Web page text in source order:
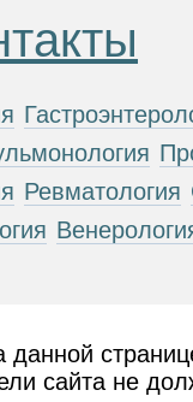
Ревматология
сайта не